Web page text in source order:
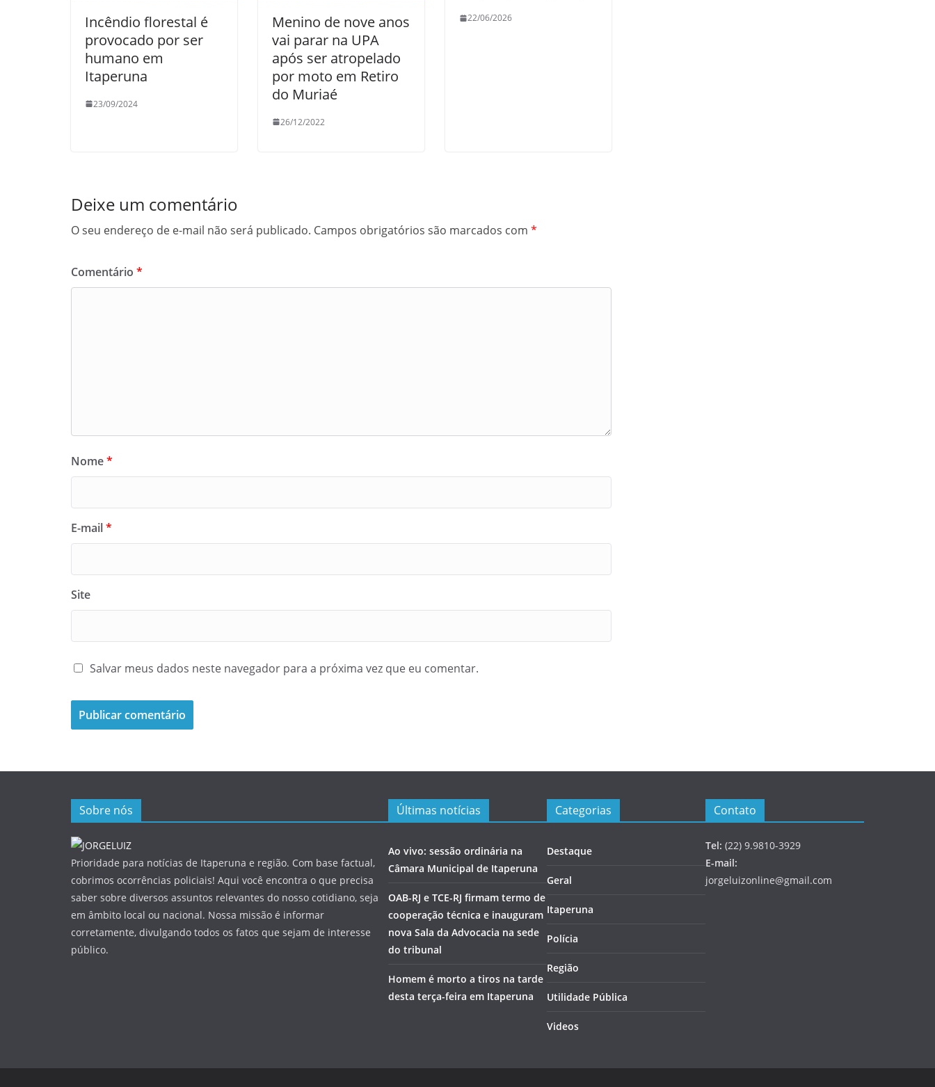
Incêndio florestal é
provocado por ser
humano em
Itaperuna
23/09/2024
Menino de nove anos
vai parar na UPA
após ser atropelado
por moto em Retiro
do Muriaé
26/12/2022
22/06/2026
Deixe um comentário
O seu endereço de e-mail não será publicado. Campos obrigatórios são marcados com *
Comentário *
Nome*
E-mail*
Site
Salvar meus dados neste navegador para a próxima vez que eu comentar.
Sobre nós
Prioridade para notícias de Itaperuna e região. Com base factual,
cobrimos ocorrências policiais! Aqui você encontra o que precisa
saber sobre diversos assuntos relevantes do nosso cotidiano, seja
em âmbito local ou nacional. Nossa missão é informar
corretamente, divulgando todos os fatos que sejam de interesse
público.
Últimas notícias
Ao vivo: sessão ordinária na
Câmara Municipal de Itaperuna
OAB-RJ e TCE-RJ firmam termo de
cooperação técnica e inauguram
nova Sala da Advocacia na sede
do tribunal
Homem é morto a tiros na tarde
desta terça-feira em Itaperuna
Categorias
Destaque
Geral
Itaperuna
Polícia
Região
Utilidade Pública
Videos
Contato
Tel: (22) 9.9810-3929
E-mail:
jorgeluizonline@gmail.com